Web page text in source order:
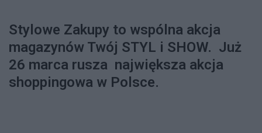
Stylowe Zakupy to wspólna akcja
magazynów Twój STYL i SHOW. Już
26 marca rusza największa akcja
shoppingowa w Polsce.